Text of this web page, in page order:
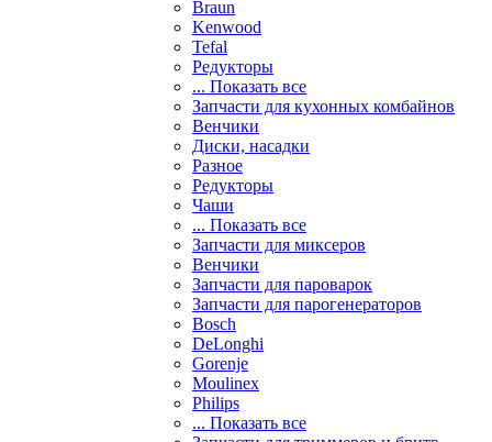
Braun
Kenwood
Tefal
Редукторы
... Показать все
Запчасти для кухонных комбайнов
Венчики
Диски, насадки
Разное
Редукторы
Чаши
... Показать все
Запчасти для миксеров
Венчики
Запчасти для пароварок
Запчасти для парогенераторов
Bosch
DeLonghi
Gorenje
Moulinex
Philips
... Показать все